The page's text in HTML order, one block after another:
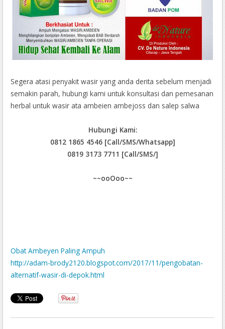
Segera atasi penyakit wasir yang anda derita sebelum menjadi
semakin parah, hubungi kami untuk konsultasi dan pemesanan
herbal untuk wasir ata ambeien ambejoss dan salep salwa
Hubungi Kami:
0812 1865 4546 [Call/SMS/Whatsapp]
0819 3173 7711 [Call/SMS/]
~~ooOoo~~
Obat Ambeyen Paling Ampuh
http://adam-brody2120.blogspot.com/2017/11/pengobatan-
alternatif-wasir-di-depok.html
untuk-ambeyen.html